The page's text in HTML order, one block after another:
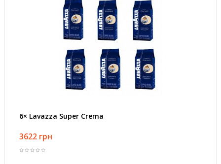
6× Lavazza Super Crema
3622 грн